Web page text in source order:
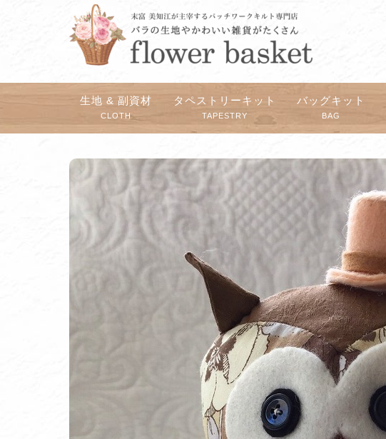
生地 & 副資材
CLOTH
タペストリーキット
TAPESTRY
バッグキット
BAG